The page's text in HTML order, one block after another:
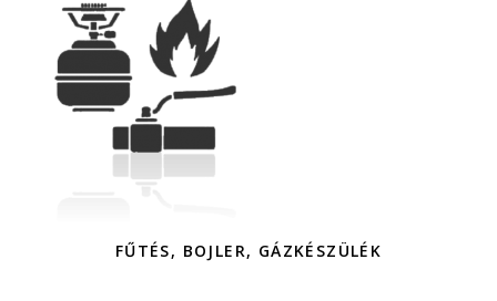
FŰTÉS, BOJLER, GÁZKÉSZÜLÉK